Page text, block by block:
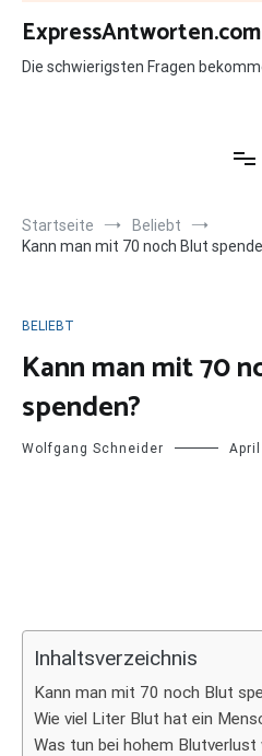
Zum
Inhalt
springen
ExpressAntworten.com
Die schwierigsten Fragen
Startseite
Beliebt
Kann man mit 70 noch Blut
BELIEBT
Kann man mit 70
spenden?
Wolfgang Schneider
Inhaltsverzeichnis
Kann man mit 70 noch Blut
Wie viel Liter Blut hat ein
Was tun bei hohem Blutverlust